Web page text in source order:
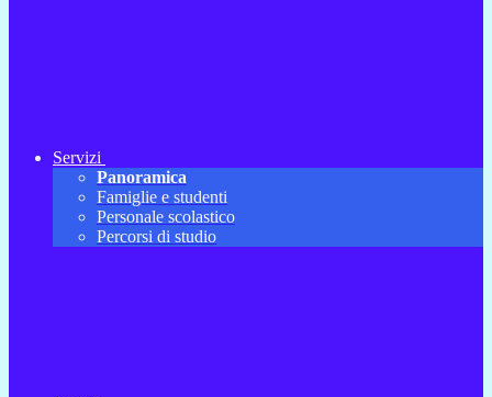
Servizi
Panoramica
Famiglie e studenti
Personale scolastico
Percorsi di studio